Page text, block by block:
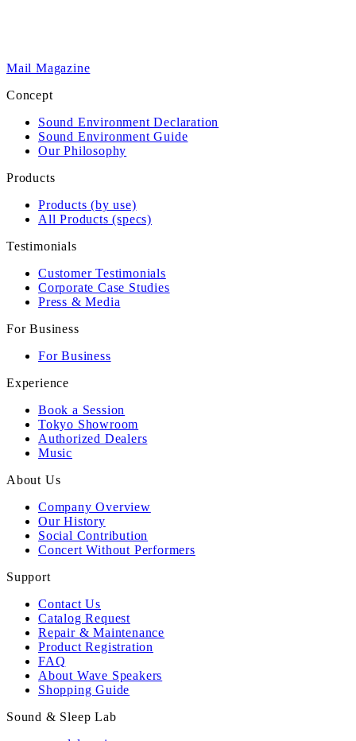
Mail Magazine
Concept
Sound Environment Declaration
Sound Environment Guide
Our Philosophy
Products
Products (by use)
All Products (specs)
Testimonials
Customer Testimonials
Corporate Case Studies
Press & Media
For Business
For Business
Experience
Book a Session
Tokyo Showroom
Authorized Dealers
Music
About Us
Company Overview
Our History
Social Contribution
Concert Without Performers
Support
Contact Us
Catalog Request
Repair & Maintenance
Product Registration
FAQ
About Wave Speakers
Shopping Guide
Sound & Sleep Lab